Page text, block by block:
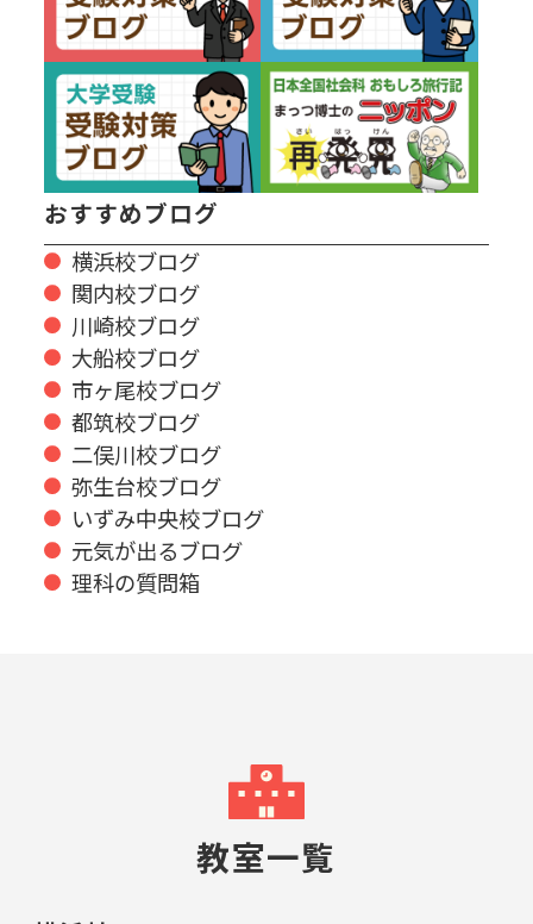
おすすめブログ
横浜校ブログ
関内校ブログ
川崎校ブログ
大船校ブログ
市ヶ尾校ブログ
都筑校ブログ
二俣川校ブログ
弥生台校ブログ
いずみ中央校ブログ
元気が出るブログ
理科の質問箱
教室一覧